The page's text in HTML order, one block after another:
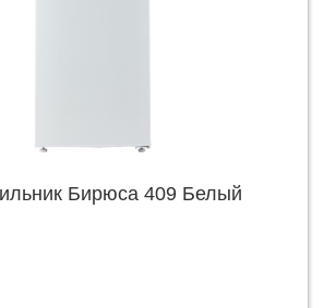
Бирюса 409 Белый